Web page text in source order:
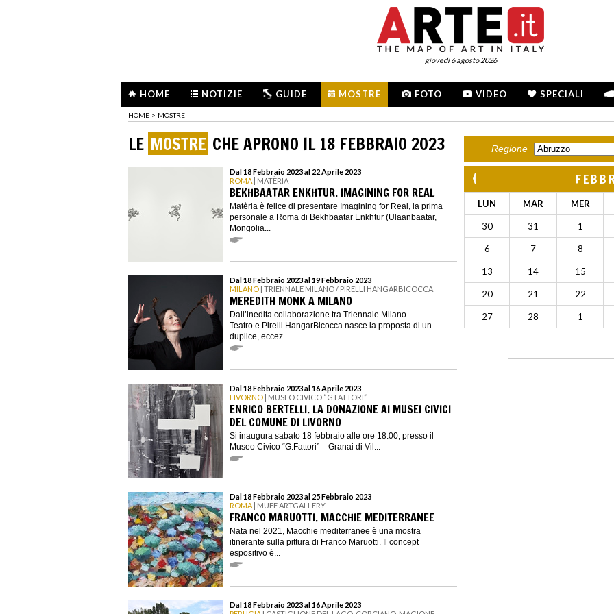
giovedì 6 agosto 2026
HOME NOTIZIE GUIDE MOSTRE FOTO VIDEO SPECIALI
HOME > MOSTRE
LE MOSTRE CHE APRONO IL 18 FEBBRAIO 2023
Dal 18 Febbraio 2023 al 22 Aprile 2023
ROMA | MATÈRIA
BEKHBAATAR ENKHTUR. IMAGINING FOR REAL
Matèria è felice di presentare Imagining for Real, la prima
personale a Roma di Bekhbaatar Enkhtur (Ulaanbaatar,
Mongolia...
Dal 18 Febbraio 2023 al 19 Febbraio 2023
MILANO | TRIENNALE MILANO / PIRELLI HANGARBICOCCA
MEREDITH MONK A MILANO
Dall’inedita collaborazione tra Triennale Milano
Teatro e Pirelli HangarBicocca nasce la proposta di un
duplice, eccez...
Dal 18 Febbraio 2023 al 16 Aprile 2023
LIVORNO | MUSEO CIVICO “G.FATTORI”
ENRICO BERTELLI. LA DONAZIONE AI MUSEI CIVICI
DEL COMUNE DI LIVORNO
Si inaugura sabato 18 febbraio alle ore 18.00, presso il
Museo Civico “G.Fattori” – Granai di Vil...
Dal 18 Febbraio 2023 al 25 Febbraio 2023
ROMA | MUEF ARTGALLERY
FRANCO MARUOTTI. MACCHIE MEDITERRANEE
Nata nel 2021, Macchie mediterranee è una mostra
itinerante sulla pittura di Franco Maruotti. Il concept
espositivo è...
Dal 18 Febbraio 2023 al 16 Aprile 2023
Regione
LUN MAR MER
30 31 1
6 7 8
13 14 15
20 21 22
27 28 1